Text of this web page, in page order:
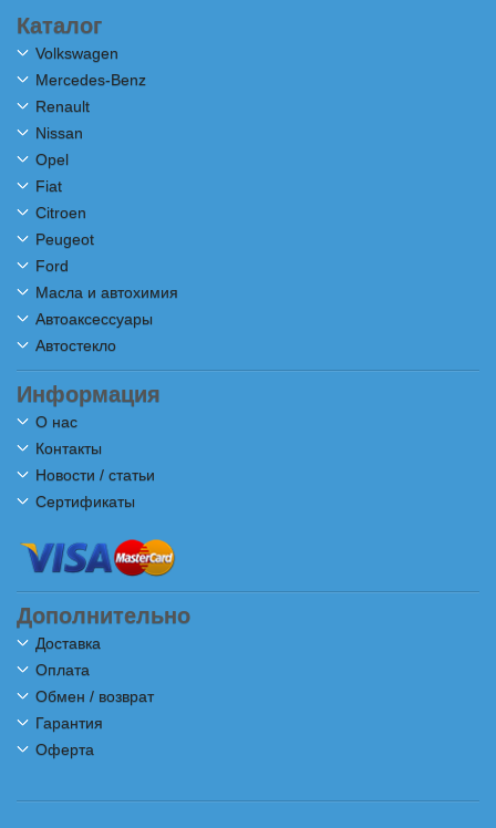
Каталог
Volkswagen
Mercedes-Benz
Renault
Nissan
Opel
Fiat
Citroen
Peugeot
Ford
Масла и автохимия
Автоаксессуары
Автостекло
Информация
О нас
Контакты
Новости / статьи
Сертификаты
Дополнительно
Доставка
Оплата
Обмен / возврат
Гарантия
Оферта